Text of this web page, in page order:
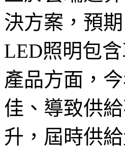
決方案，預
LED照明包
產品方面，
佳、導致供
升，屆時供